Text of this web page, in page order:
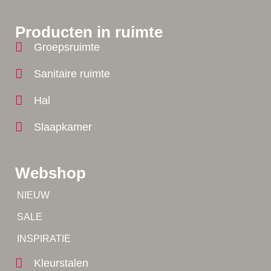
Webshop
NIEUW
SALE
INSPIRATIE
Kleurstalen
Producten in ruimte
Groepsruimte
Sanitaire ruimte
Hal
Slaapkamer